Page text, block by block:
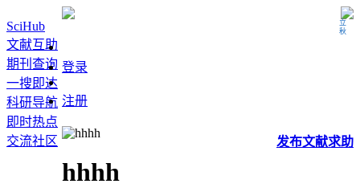
立秋
SciHub
文献互助
期刊查询
一搜即达
科研导航
即时热点
交流社区
登录
注册
发布文献求助
hhhh